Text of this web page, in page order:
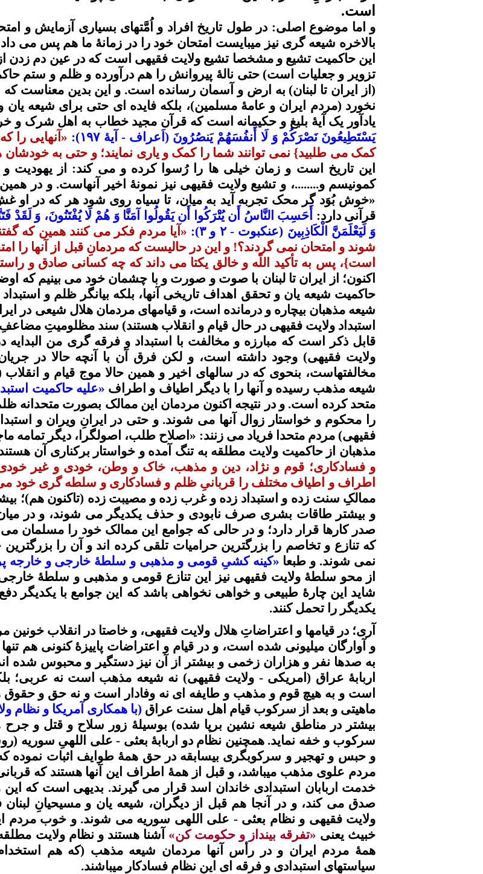
است.
و اما موضوع اصلی: در طول تاریخ افراد و اُمَّتهای بسیاری آزمایش و
بالاخره شیعه گری نیز میبایست امتحان خود را درزمانۀ ما هم پس می
این حاکمیت تشیع و مشخصا تشیع ولایتفقیهی است که در عین دم زدن
تزویر وجعلیات است) حتی نالۀ پیروانش را هم درآورده و ظلم و ستم
(از ایران تا لبنان) به ارض و آسمان رسانده است. و این بدین معناست که
نخورد (مردم ایران و عامۀ مسلمین)، بلکه فایده ای حتی برای شیعه یان
یادآور یک آیۀ بلیغ و حکیمانه است که قرآن مجید خطاب به اهل شرک و
يَسْتَطِيعُونَ نَصْرَكُمْوَ لَا أَنفُسَهُمْ يَنصُرُونَ ( اَعراف - آیۀ ۱۹۷) : «آنهایی را
کمک می طلبید} نمی توانند شما را کمک و یاری نمایند؛ و حتی به خودشان
این تاریخ است و زمان خیلی ها رارُسوا کرده و می کند: از یهودیت
کمونیسم و........، و تشیع ولایت فقیهی نیز نمونۀ اخیر آنهاست. و در
«خوشبُوَد گر محک تجربه آید به میان، تا سیاه روی شود هر که در او
قرآنی دارد: أَحَسِبَ النَّاسُ أَن يُتْرَكُوا أَن يَقُولُوا آمَنَّا وَ هُمْ لَا يُفْتَنُونَ، وَ لَقَدْ
وَ لَيَعْلَمَنَّ الْكَاذِبِينَ (عنکبوت - ۲ و ۳) : «آيا مردم فکر می کنند همين که
شوند و امتحان نمی گردند؟! و این در حالیست که مردمانِ قبل از آنها را
است}، پس به تأکید اللّه و خالق یکتا می داند که چه کسانى صادق و
اکنون؛ از ایران تا لبنان با صوت و صورت و با چشمان خود می بینیم که
حاکمیت شیعه یان و تحقق اهداف تاریخی آنها، بلکه بیانگر ظلم و
شیعه مذهبان بیچاره و درمانده است، وقیامهای مردمان هلال شیعی در
استبداد ولایت فقیهی در حال قیام و انقلاب هستند) سند مظلومیتِ مضاعفِ
قابل ذکر است که مبارزه و مخالفت با استبداد و فرقه گری من البدایه
ولایت فقیهی) وجود داشته است، و لکن فرق آن با آنچه حالا در
مخالفتهاست، بنحوی که در سالهای اخیر و همین حالا موج قیام و
شیعه مذهب رسیده و آنها را با دیگر
اطیاف و اطراف «علیه حاکمیت
متحد کرده است. و در نتیجه اکنون مردمان این ممالک بصورت متحدانه
را محکوم و خواستار زوال آنها می شوند. و حتی در ایرانِ ویران و
فقیهی) مردم متحدا فریاد می زنند: «اصلاح طلب، اصولگرا، دیگر تمامه
مذهبان از حاکمیت ولایت مطلقه به تنگ آمده و خواستار برکناری آن
وفسادکاری؛ قوم و نژاد، دین و مذهب، خاک و وطن، خودی و غیر
اطراف و اطیاف مختلف را قربانیِ ظلم و فسادکاری و سلطه گری خود
ممالکِ سنت زده و استبداد زده و غرب زده و مصیبتزده (تاکنون هم)؛
و بیشتر طاقات بشری صرف نابودی و حذف یکدیگر می شوند، و در
صدر کارها قراردارد؛ و در حالی که جوامع این ممالک خود را مسلمان می
که تنازع وتخاصم را بزرگترینحرامیات تلقی کرده اند و آن را بزرگترین
نمی شوند. و طبعا «کینهکشیِ قومی و مذهبی و سلطۀ خارجی و خارجه
از محو سلطۀ ولایت فقیهی نیز این تنازع قومی و مذهبی و سلطۀ
شاید اینچارۀ طبیعی و خواهی نخواهی باشد که این جوامع با یکدیگر دفع
یکدیگر را تحمل کنند.
آری؛ درقیامها و اعتراضاتِ هلال ولایت فقیهی، و خاصتا در انقلاب خونین
و آوارگان میلیونی شده است، و در قیام و اعتراضات پاییزۀ کنونی هم
به صدها نفر و هزاران زخمی و بیشتر از آن نیز دستگیر و محبوس شده
اربابۀ عراق (امریکی - ولایتفقیهی) نه شیعه مذهب است نه عربی؛
است و به هیچ قوم و مذهب و طایفه ای نه وفادار است و نه حق و حقوق
ماهیتی و بعد از سرکوب قیام اهل سنت عراق (با همکاری آمریکا و نظام
بیشتر در مناطق شیعه نشین برپا شده) بوسیلۀ زور سلاح و قتل و
سرکوب و خفه نماید. همچنین نظام دو اربابۀ بعثی - علی اللهیِ سوریه
و حبس و تهجیر و سرکوبگری بیسابقه در حق همۀ طوایف اثبات
مردم علوی مذهب میباشد، و قبل از همۀ اطراف این آنها هستند که
خدمت اربابان استبدادی خاندان اسد قرار می گیرند. بدیهی است که
صدق می کند، و در آنجا هم قبل از دیگران، شیعه یان ومسیحیانِ
ولایتفقیهی و نظام بعثی - علی اللهی سوریه می شوند. و خوب مردم
خبیث یعنی «تفرقه بینداز و حکومت کن» آشنا هستند و نظام ولایت مطلقه
همۀ مردم ایران و در رأس آنها مردمان شیعه مذهب (که هم
سیاستهای استبدادی و فرقه ای این نظام فسادکار میباشند.